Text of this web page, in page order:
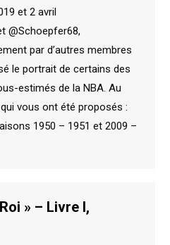
et 2 avril
@Schoepfer68,
par d’autres membres
le portrait de certains des
estimés de la NBA. Au
vous ont été proposés :
1950 – 1951 et 2009 –
» – Livre I,